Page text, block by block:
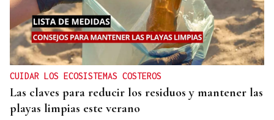
CUIDAR LOS ECOSISTEMAS COSTEROS
Las claves para reducir los residuos y mantener las
playas limpias este verano